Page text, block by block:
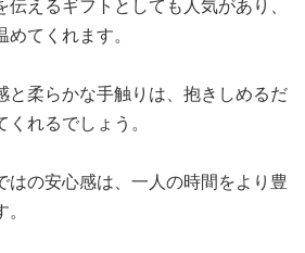
えるギフトとしても人気があり、
てくれます。
と柔らかな手触りは、抱きしめるだ
れるでしょう。
はの安心感は、一人の時間をより豊